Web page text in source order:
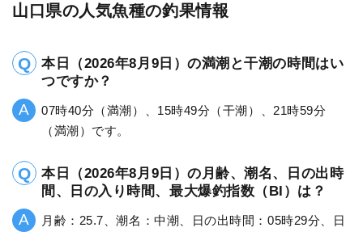
山口県の人気魚種の釣果情報
本日（2026年8月9日）の満潮と干潮の時間はい
つですか？
07時40分（満潮）、15時49分（干潮）、21時59分
（満潮）です。
本日（2026年8月9日）の月齢、潮名、日の出時
間、日の入り時間、最大爆釣指数（BI）は？
月齢：25.7、潮名：中潮、日の出時間：05時29分、日